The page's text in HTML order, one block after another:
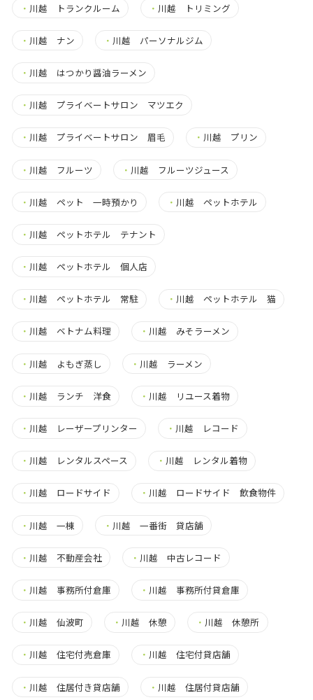
・ 川越 トランクルーム ・ 川越 トリミング
・ 川越 ナン ・ 川越 パーソナルジム
・ 川越 はつかり醤油ラーメン
・ 川越 プライベートサロン マツエク
・ 川越 プライベートサロン 眉毛 ・ 川越 プリン
・ 川越 フルーツ ・ 川越 フルーツジュース
・ 川越 ペット 一時預かり ・ 川越 ペットホテル
・ 川越 ペットホテル テナント
・ 川越 ペットホテル 個人店
・ 川越 ペットホテル 常駐 ・ 川越 ペットホテル 猫
・ 川越 ベトナム料理 ・ 川越 みそラーメン
・ 川越 よもぎ蒸し ・ 川越 ラーメン
・ 川越 ランチ 洋食 ・ 川越 リユース着物
・ 川越 レーザープリンター ・ 川越 レコード
・ 川越 レンタルスペース ・ 川越 レンタル着物
・ 川越 ロードサイド ・ 川越 ロードサイド 飲食物件
・ 川越 一棟 ・ 川越 一番街 貸店舗
・ 川越 不動産会社 ・ 川越 中古レコード
・ 川越 事務所付倉庫 ・ 川越 事務所付貸倉庫
・ 川越 仙波町 ・ 川越 休憩 ・ 川越 休憩所
・ 川越 住宅付売倉庫 ・ 川越 住宅付貸店舗
・ 川越 住居付き貸店舗 ・ 川越 住居付貸店舗